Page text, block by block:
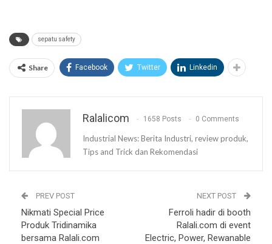
sepatu safety
Share Facebook Twitter Linkedin
Ralalicom 1658 Posts 0 Comments
Industrial News: Berita Industri, review produk,
Tips and Trick dan Rekomendasi
PREV POST
Nikmati Special Price
Produk Tridinamika
bersama Ralali.com
NEXT POST
Ferroli hadir di booth
Ralali.com di event
Electric, Power, Rewanable